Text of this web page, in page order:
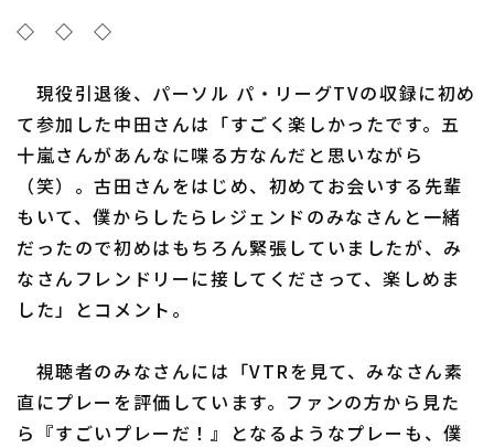
◇ ◇ ◇
現役引退後、パーソル パ・リーグTVの収録に初め
て参加した中田さんは「すごく楽しかったです。五
十嵐さんがあんなに喋る方なんだと思いながら
（笑）。古田さんをはじめ、初めてお会いする先輩
もいて、僕からしたらレジェンドのみなさんと一緒
だったので初めはもちろん緊張していましたが、み
なさんフレンドリーに接してくださって、楽しめま
した」とコメント。
視聴者のみなさんには「VTRを見て、みなさん素
直にプレーを評価しています。ファンの方から見た
ら『すごいプレーだ！』となるようなプレーも、僕